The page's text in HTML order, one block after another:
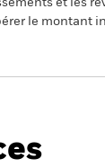
et les
le montant